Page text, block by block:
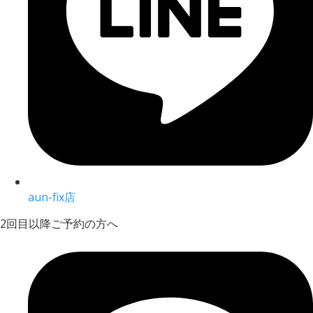
aun-fix店
2回目以降ご予約の方へ